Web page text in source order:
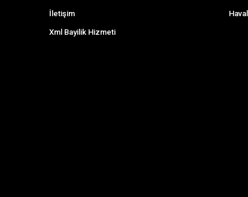
İletişim
Xml Bayilik Hizmeti